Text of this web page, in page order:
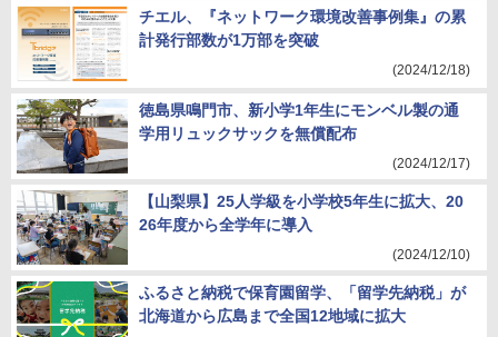
チエル、『ネットワーク環境改善事例集』の累
計発行部数が1万部を突破
(2024/12/18)
徳島県鳴門市、新小学1年生にモンベル製の通
学用リュックサックを無償配布
(2024/12/17)
【山梨県】25人学級を小学校5年生に拡大、20
26年度から全学年に導入
(2024/12/10)
ふるさと納税で保育園留学、「留学先納税」が
北海道から広島まで全国12地域に拡大